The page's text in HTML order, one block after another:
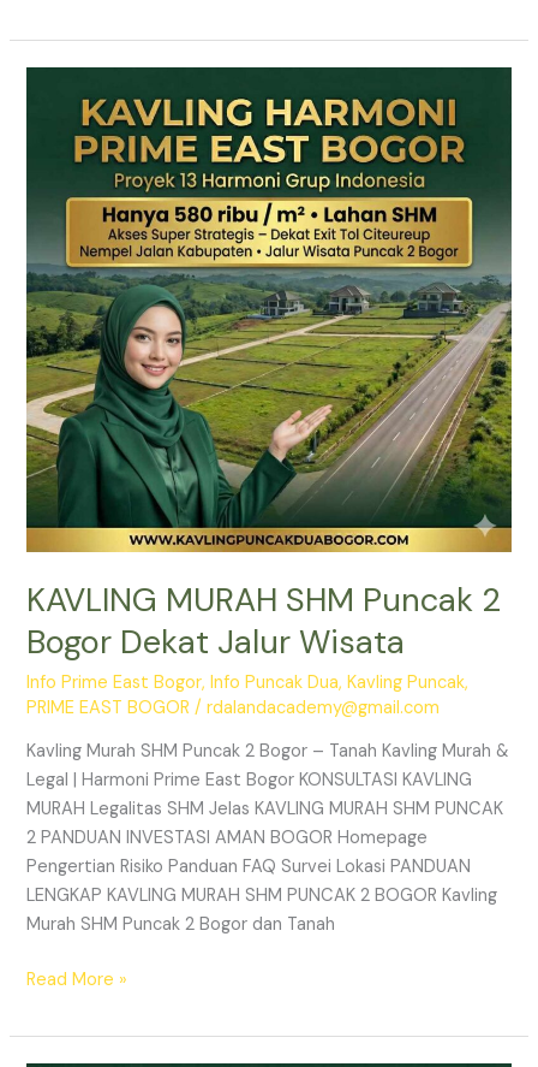
KAVLING MURAH SHM Puncak 2
Bogor Dekat Jalur Wisata
Info Prime East Bogor,Info Puncak Dua,Kavling Puncak,
PRIME EAST BOGOR /rdalandacademy@gmail.com
Kavling Murah SHM Puncak 2 Bogor – Tanah Kavling Murah &
Legal | Harmoni Prime East Bogor KONSULTASI KAVLING
MURAH Legalitas SHM Jelas KAVLING MURAH SHM PUNCAK
2 PANDUAN INVESTASI AMAN BOGOR Homepage
Pengertian Risiko Panduan FAQ Survei Lokasi PANDUAN
LENGKAP KAVLING MURAH SHM PUNCAK 2 BOGOR Kavling
Murah SHM Puncak 2 Bogor dan Tanah
Puncak
Jalur
Wisata
Read More »